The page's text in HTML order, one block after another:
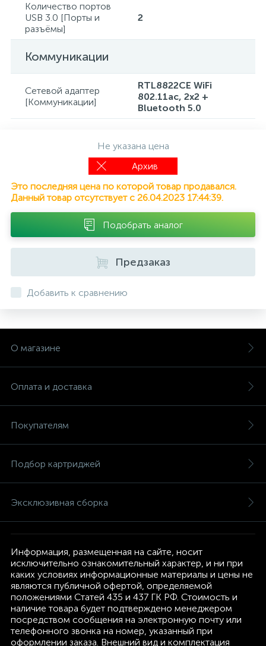
Количество портов
USB 3.0 [Порты и
разъёмы]
2
Коммуникации
Сетевой адаптер
[Коммуникации]
RTL8822CE WiFi
802.11ac, 2x2 +
Bluetooth 5.0
Не указана цена
Архив
Это последняя цена по которой товар продавался.
Данный товар отсутствует с 26.04.2023 17:44:39.
Подобрать аналог
Предзаказ
Добавить к сравнению
О магазине
Оплата и доставка
Покупателям
Подбор картриджей
Эксклюзивная сборка
Информация, размещенная на сайте, носит
исключительно ознакомительный характер, и ни при
каких условиях информационные материалы и цены не
являются публичной офертой, определяемой
положениями Статей 435 и 437 ГК РФ. Стоимость и
наличие товара будет подтверждено менеджером
посредством сообщения на электронную почту или
телефонного звонка на номер, указанный при
оформлении заказа. Внешний вид и комплектация